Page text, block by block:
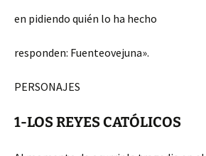
en pidiendo quién lo ha hecho
responden: Fuenteovejuna».
PERSONAJES
1-LOS REYES CATÓLICOS